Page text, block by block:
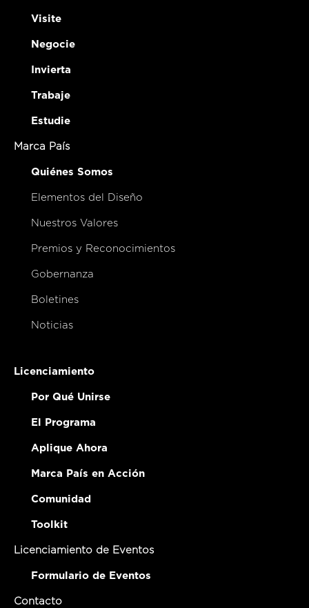
Visite
Negocie
Invierta
Trabaje
Estudie
Marca País
Quiénes Somos
Elementos del Diseño
Nuestros Valores
Premios y Reconocimientos
Gobernanza
Boletines
Noticias
Licenciamiento
Por Qué Unirse
El Programa
Aplique Ahora
Marca País en Acción
Comunidad
Toolkit
Licenciamiento de Eventos
Formulario de Eventos
Contacto